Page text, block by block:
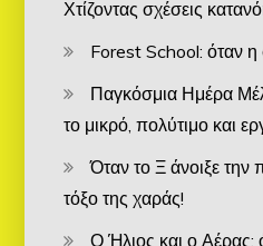
Χτίζοντας σχέσεις
Forest School: όταν η
Παγκόσμια Ημέρα
το μικρό, πολύτιμο και
Όταν το Ξ άνοιξε την
τόξο της χαράς!
Ο Ήλιος και ο Αέρας: